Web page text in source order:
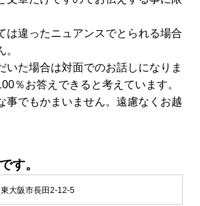
は違ったニュアンスでとられる場合
。
いた場合は対面でのお話しになりま
％お答えできると考えています。
事でもかまいません。遠慮なくお越
す。
東大阪市長田2-12-5